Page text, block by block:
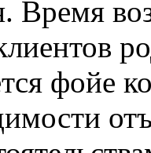
Время
фойе